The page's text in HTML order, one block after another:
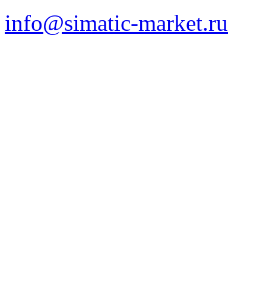
info@simatic-market.ru